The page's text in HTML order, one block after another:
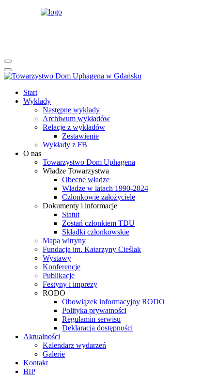
Start
Wykłady
Następne wykłady
Archiwum wykładów
Relacje z wykładów
Zestawienie
Wykłady z FB
O nas
Towarzystwo Dom Uphagena
Władze Towarzystwa
Obecne władze
Władze w latach 1990-2024
Członkowie założyciele
Dokumenty i informacje
Statut
Zostań członkiem TDU
Składki członkowskie
Mapa witryny
Fundacja im. Katarzyny Cieślak
Wystawy
Konferencje
Publikacje
Festyny i imprezy
RODO
Obowiązek informacyjny RODO
Polityka prywatności
Regulamin serwisu
Deklaracja dostępności
Aktualności
Kalendarz wydarzeń
Galerie
Kontakt
BIP